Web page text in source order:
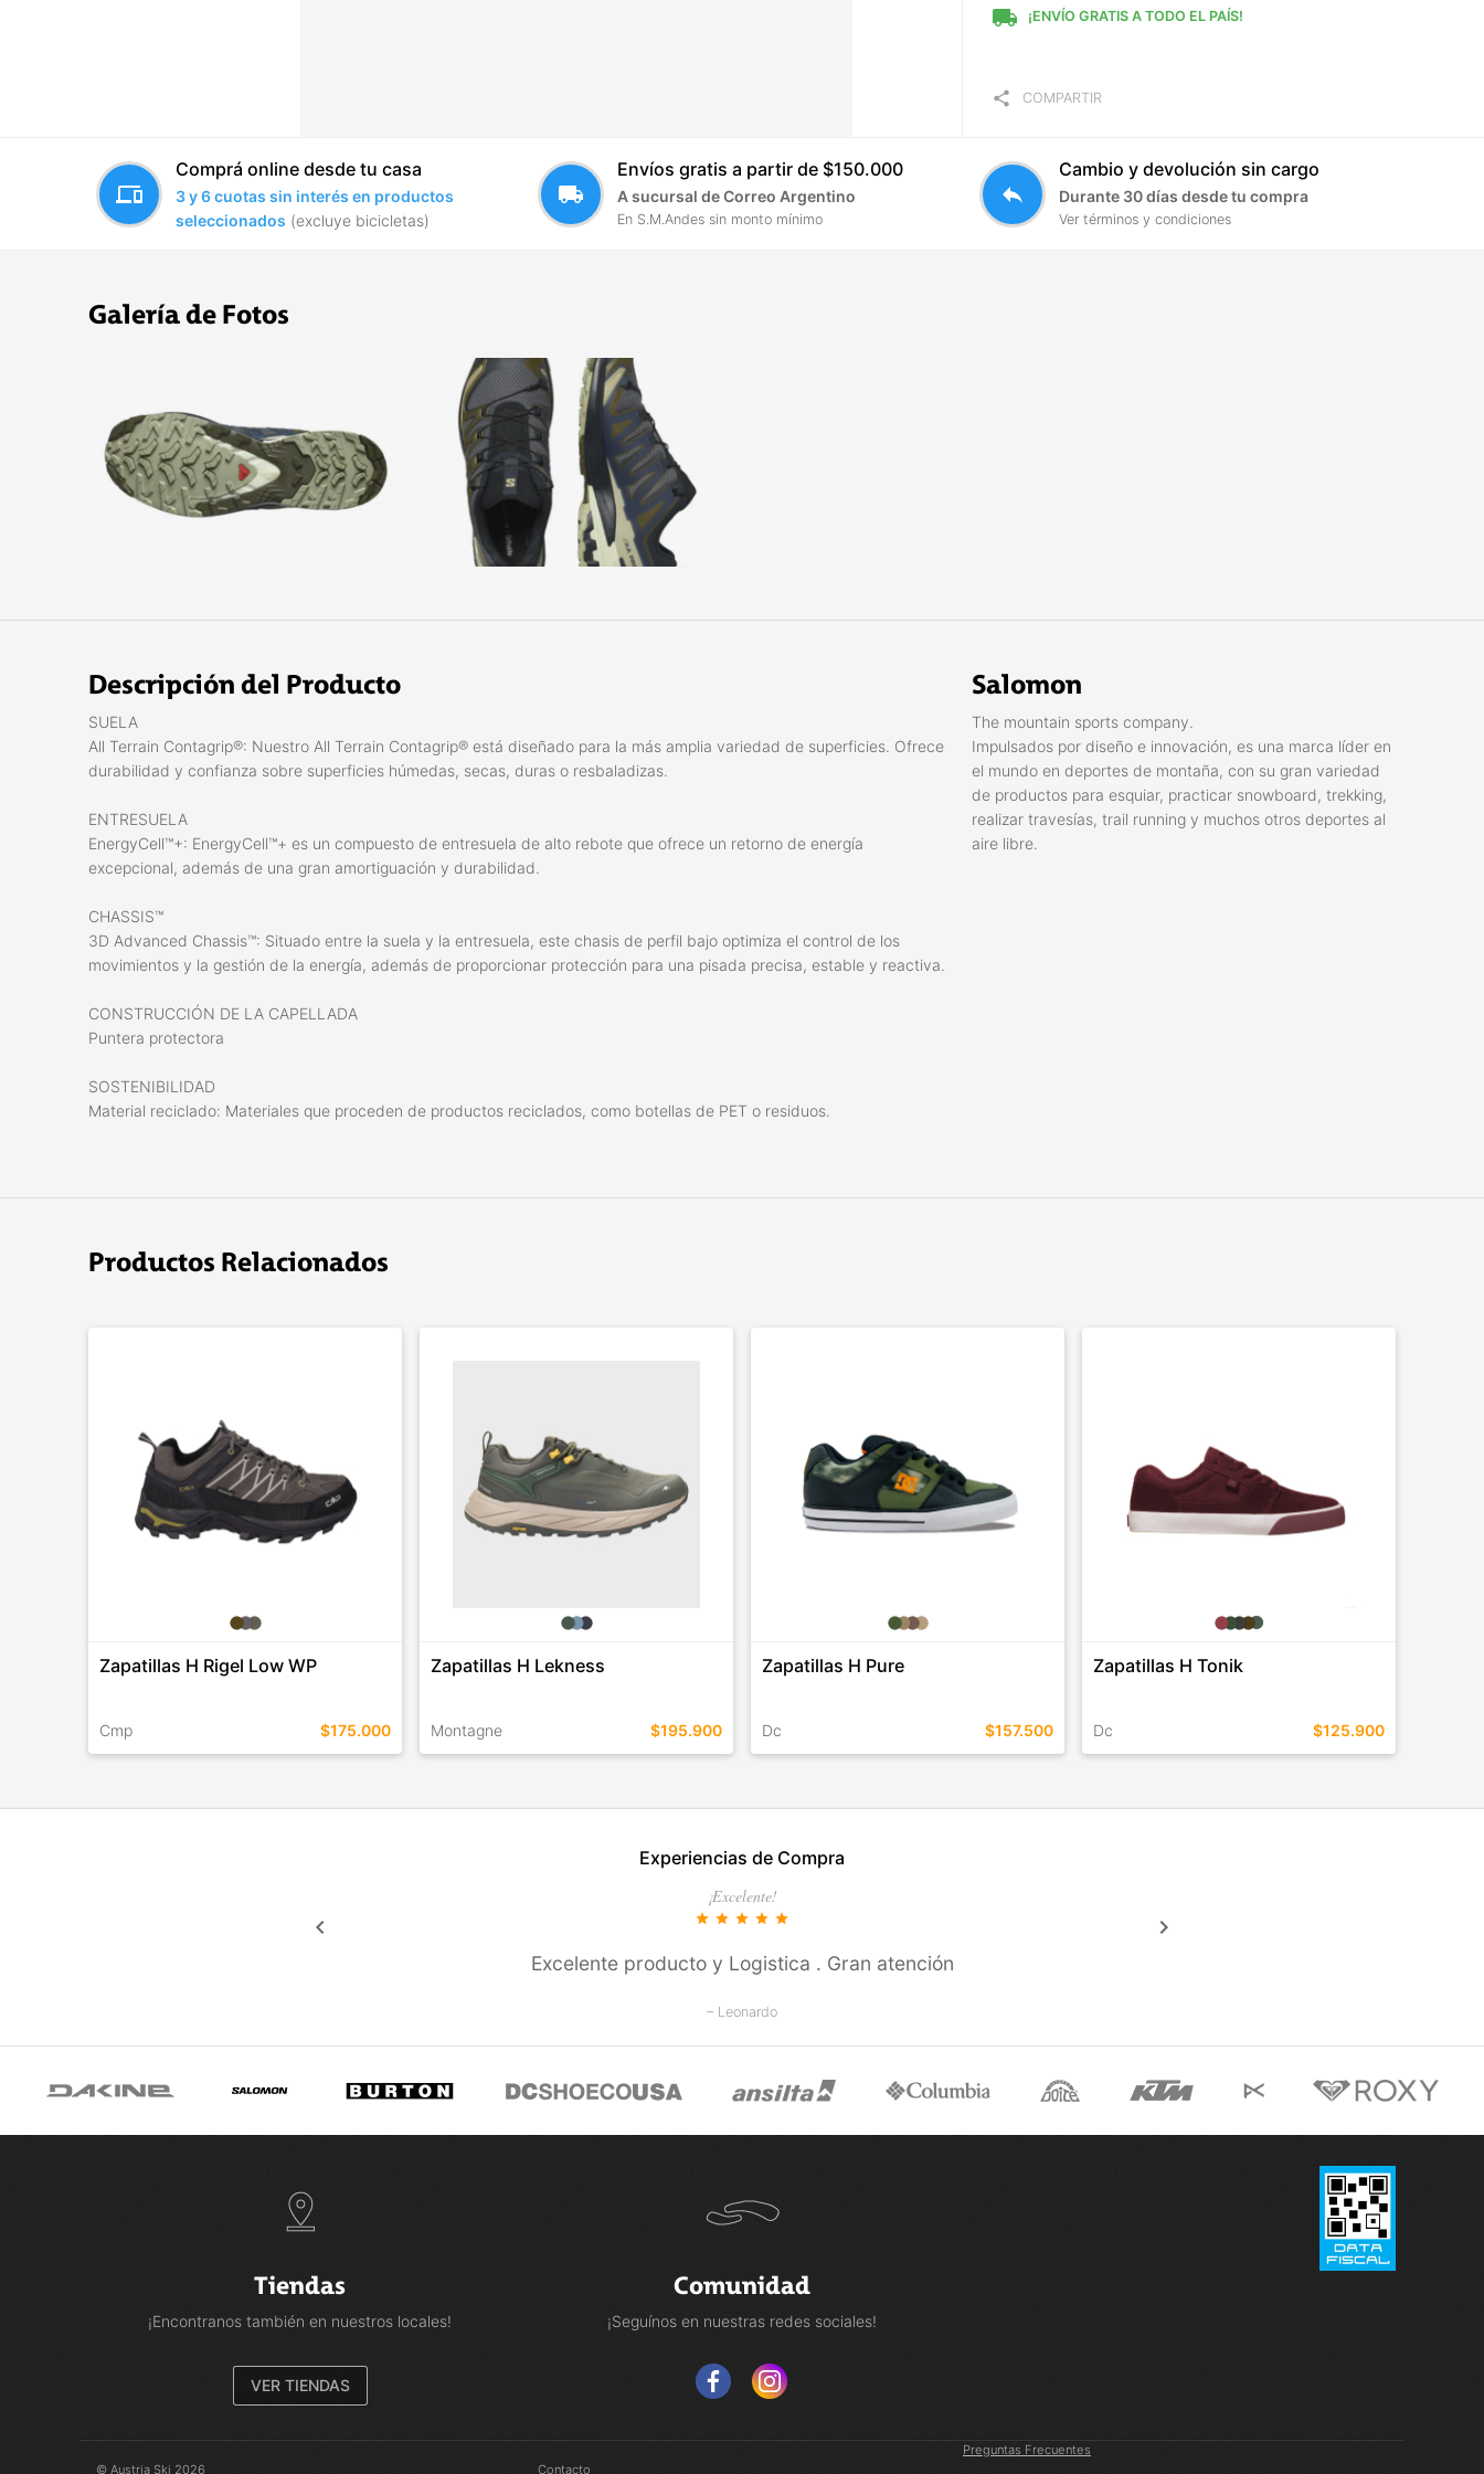
local_shipping ¡ENVÍO GRATIS A TODO EL PAÍS!
share COMPARTIR
devices
Comprá online desde tu casa
3 y 6 cuotas sin interés en productos
seleccionados (excluye bicicletas)
local_shipping
Envíos gratis a partir de $150.000
A sucursal de Correo Argentino
En S.M.Andes sin monto mínimo
reply
Cambio y devolución sin cargo
Durante 30 días desde tu compra
Ver términos y condiciones
Galería de Fotos
Descripción del Producto
SUELA
All Terrain Contagrip®: Nuestro All Terrain Contagrip® está diseñado para la más amplia variedad de superficies. Ofrece
durabilidad y confianza sobre superficies húmedas, secas, duras o resbaladizas.
ENTRESUELA
EnergyCell™+: EnergyCell™+ es un compuesto de entresuela de alto rebote que ofrece un retorno de energía
excepcional, además de una gran amortiguación y durabilidad.
CHASSIS™
3D Advanced Chassis™: Situado entre la suela y la entresuela, este chasis de perfil bajo optimiza el control de los
movimientos y la gestión de la energía, además de proporcionar protección para una pisada precisa, estable y reactiva.
CONSTRUCCIÓN DE LA CAPELLADA
Puntera protectora
SOSTENIBILIDAD
Material reciclado: Materiales que proceden de productos reciclados, como botellas de PET o residuos.
Salomon
The mountain sports company.
Impulsados por diseño e innovación, es una marca líder en
el mundo en deportes de montaña, con su gran variedad
de productos para esquiar, practicar snowboard, trekking,
realizar travesías, trail running y muchos otros deportes al
aire libre.
Productos Relacionados
Zapatillas H Rigel Low WP
Cmp $175.000
Zapatillas H Lekness
Montagne $195.900
Zapatillas H Pure
Dc $157.500
Zapatillas H Tonik
Dc $125.900
Experiencias de Compra
¡Excelente!
star star star star star
Excelente producto y Logistica . Gran atención
– Leonardo
keyboard_arrow_left keyboard_arrow_right
Tiendas
¡Encontranos también en nuestros locales!
VER TIENDAS
Comunidad
¡Seguínos en nuestras redes sociales!
© Austria Ski 2026 Contacto
Preguntas Frecuentes